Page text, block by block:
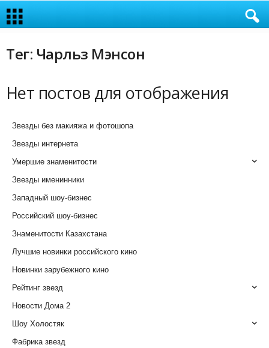
Тег: Чарльз Мэнсон
Нет постов для отображения
Звезды без макияжа и фотошопа
Звезды интернета
Умершие знаменитости
Звезды именинники
Западный шоу-бизнес
Российский шоу-бизнес
Знаменитости Казахстана
Лучшие новинки российского кино
Новинки зарубежного кино
Рейтинг звезд
Новости Дома 2
Шоу Холостяк
Фабрика звезд